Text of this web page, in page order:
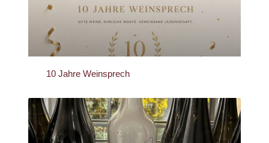
10 Jahre Weinsprech